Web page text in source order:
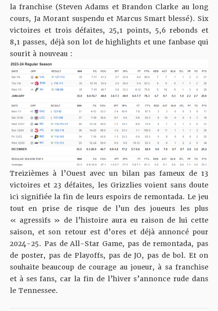
la franchise (Steven Adams et Brandon Clarke au long
cours, Ja Morant suspendu et Marcus Smart blessé). Six
victoires et trois défaites, 25,1 points, 5,6 rebonds et
8,1 passes, déjà son lot de highlights et une fanbase qui
sourit à nouveau :
Treizièmes à l’Ouest avec un bilan pas fameux de 13
victoires et 23 défaites, les Grizzlies voient sans doute
ici signifiée la fin de leurs espoirs de remontada. Le jeu
tout en prise de risque de l’un des joueurs les plus
« agressifs » de l’histoire aura eu raison de lui cette
saison, et son retour est d’ores et déjà annoncé pour
2024-25. Pas de All-Star Game, pas de remontada, pas
de poster, pas de Playoffs, pas de JO, pas de bol. Et on
souhaite beaucoup de courage au joueur, à sa franchise
et à ses fans, car la fin de l’hiver s’annonce rude dans
le Tennessee.